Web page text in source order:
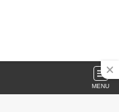
MENU